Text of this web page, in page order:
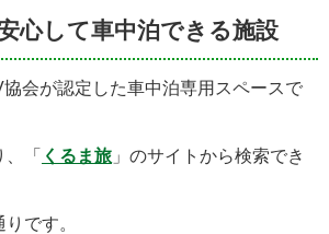
心して車中泊できる施設
会が認定した車中泊専用スペースで
「 くるま旅 」のサイトから検索でき
です。